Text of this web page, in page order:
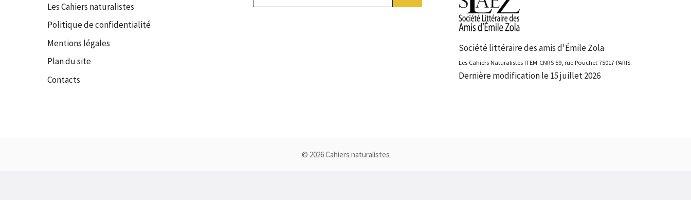
Les Cahiers naturalistes
Politique de confidentialité
Mentions légales
Plan du site
Contacts
Société littéraire des amis d'Émile Zola
Les Cahiers Naturalistes ITEM-CNRS 59, rue Pouchet 75017 PARIS.
Dernière modification le 15 juillet 2026
© 2026 Cahiers naturalistes